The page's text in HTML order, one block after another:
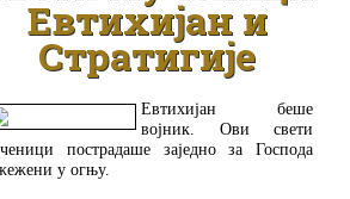
Евтихијан и
Стратигије
Евтихијан беше
војник. Ови свети
пострадаше заједно за Господа
у огњу.